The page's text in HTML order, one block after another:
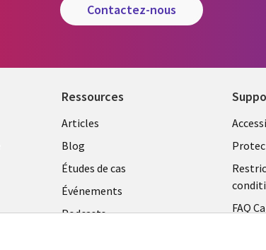
contactez-nous
Ressources
Library
Links
FRANCE
Articles
Blog
Études de cas
Événements
Podcasts
FAQ